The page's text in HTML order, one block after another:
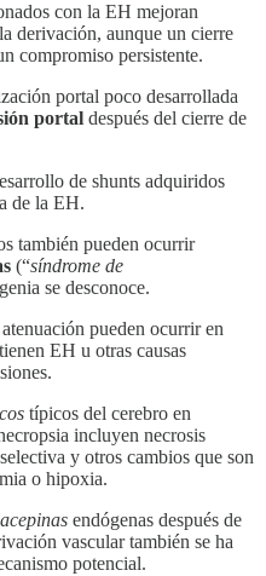
con la EH mejoran
derivación, aunque un cierre
compromiso persistente.
portal poco desarrollada
portal después del cierre de
de shunts adquiridos
de la EH.
también pueden ocurrir
(“síndrome de
se desconoce.
pueden ocurrir en
EH u otras causas
típicos del cerebro en
incluyen necrosis
y otros cambios que son
o hipoxia.
endógenas después de
vascular también se ha
potencial.